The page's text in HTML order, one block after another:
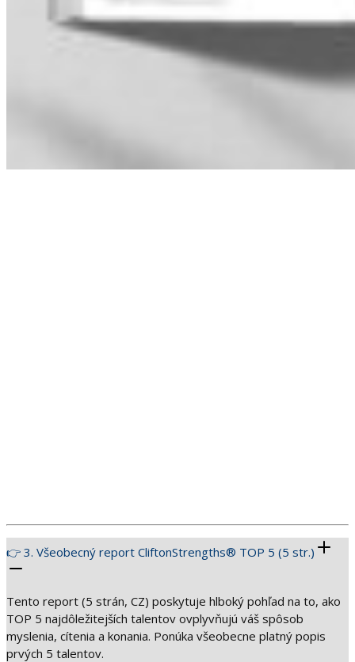
👉 3. Všeobecný report CliftonStrengths® TOP 5 (5 str.)
Tento report (5 strán, CZ) poskytuje hlboký pohľad na to, ako
TOP 5 najdôležitejších talentov ovplyvňujú váš spôsob
myslenia, cítenia a konania. Ponúka všeobecne platný popis
prvých 5 talentov.